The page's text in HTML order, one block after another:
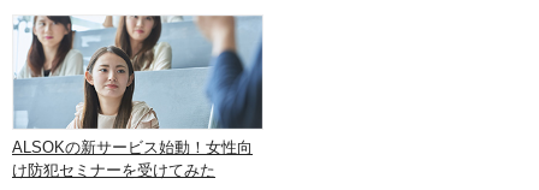
ALSOKの新サービス始動！女性向
け防犯セミナーを受けてみた